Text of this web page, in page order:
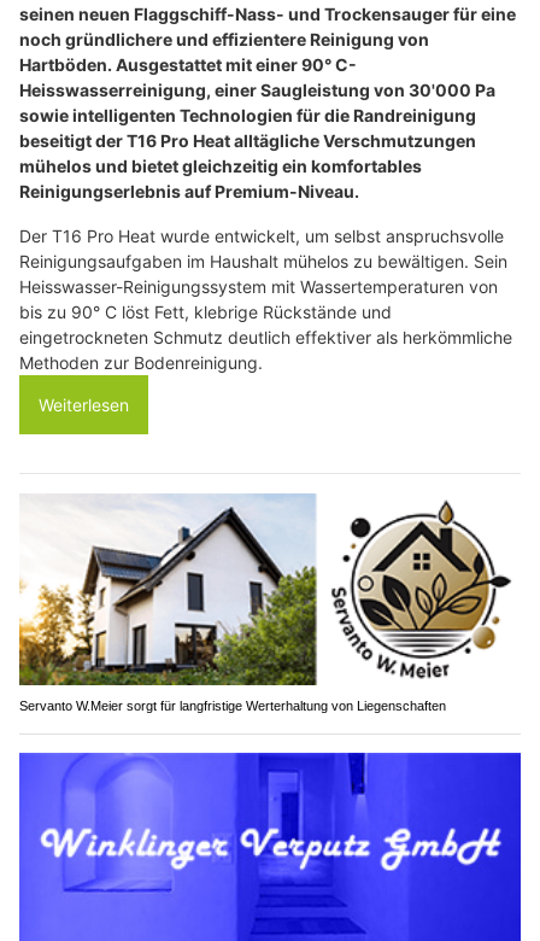
seinen neuen Flaggschiff-Nass- und Trockensauger für eine
noch gründlichere und effizientere Reinigung von
Hartböden. Ausgestattet mit einer 90° C-
Heisswasserreinigung, einer Saugleistung von 30'000 Pa
sowie intelligenten Technologien für die Randreinigung
beseitigt der T16 Pro Heat alltägliche Verschmutzungen
mühelos und bietet gleichzeitig ein komfortables
Reinigungserlebnis auf Premium-Niveau.
Der T16 Pro Heat wurde entwickelt, um selbst anspruchsvolle
Reinigungsaufgaben im Haushalt mühelos zu bewältigen. Sein
Heisswasser-Reinigungssystem mit Wassertemperaturen von
bis zu 90° C löst Fett, klebrige Rückstände und
eingetrockneten Schmutz deutlich effektiver als herkömmliche
Methoden zur Bodenreinigung.
Weiterlesen
Servanto W.Meier sorgt für langfristige Werterhaltung von Liegenschaften